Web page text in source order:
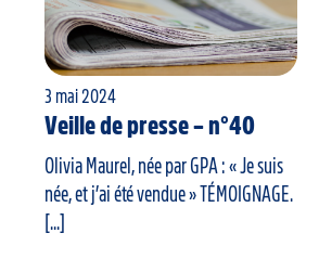
3 mai 2024
Veille de presse – n°40
Olivia Maurel, née par GPA : « Je suis
née, et j’ai été vendue » TÉMOIGNAGE.
[...]